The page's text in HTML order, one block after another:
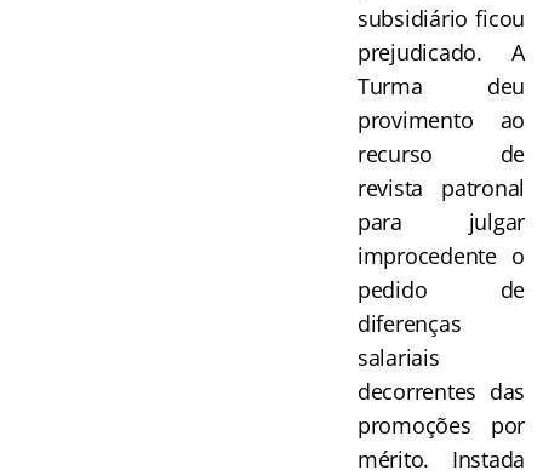
subsidiário ficou
prejudicado. A
Turma deu
provimento ao
recurso de
revista patronal
para julgar
improcedente o
pedido de
diferenças
salariais
decorrentes das
promoções por
mérito. Instada